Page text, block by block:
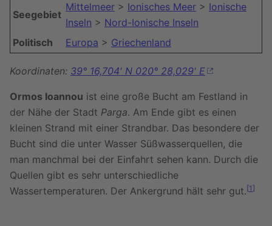
Seegebiet
Mittelmeer > Ionisches Meer > Ionische
Inseln > Nord-Ionische Inseln
Politisch
Europa > Griechenland
Koordinaten: 39° 16,704' N 020° 28,029' E
Ormos Ioannou ist eine große Bucht am Festland in
der Nähe der Stadt Parga. Am Ende gibt es einen
kleinen Strand mit einer Strandbar. Das besondere der
Bucht sind die unter Wasser Süßwasserquellen, die
man manchmal bei der Einfahrt sehen kann. Durch die
Quellen gibt es sehr unterschiedliche
Wassertemperaturen. Der Ankergrund hält sehr gut.[1]